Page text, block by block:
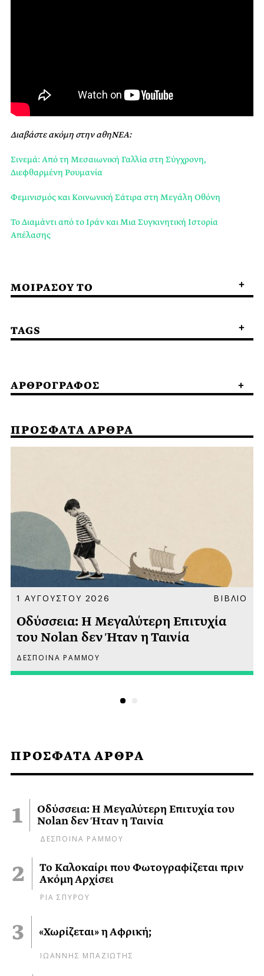
ΠΡΟΣΦΑΤΑ ΑΡΘΡΑ
Οδύσσεια: Η Μεγαλύτερη Επιτυχία του
Nolan δεν Ήταν η Ταινία
ΔΕΣΠΟΙΝΑ ΡΑΜΜΟΥ
Το Καλοκαίρι που Φωτογραφίζεται πριν
Ακόμη Αρχίσει
ΡΙΑ ΣΠΥΡΟΥ
«Χωρίζεται» η Αφρική;
ΙΩΑΝΝΗΣ ΜΠΑΖΙΩΤΗΣ
Διαβάστε ακόμη στην αθηΝΕΑ:
Σινεμά: Από τη Μεσαιωνική Γαλλία στη Σύγχρονη,
Διεφθαρμένη Ρουμανία
Φεμινισμός και Κοινωνική Σάτιρα στη Μεγάλη Οθόνη
Το Διαμάντι από το Ιράν και Μια Συγκινητική Ιστορία
Απέλασης
ΜΟΙΡΑΣΟΥ ΤΟ
TAGS
ΑΡΘΡΟΓΡΑΦΟΣ
ΠΡΟΣΦΑΤΑ ΑΡΘΡΑ
1 ΑΥΓΟΥΣΤΟΥ 2026 ΒΙΒΛΙΟ
Οδύσσεια: Η Μεγαλύτερη Επιτυχία
του Nolan δεν Ήταν η Ταινία
ΔΕΣΠΟΙΝΑ ΡΑΜΜΟΥ